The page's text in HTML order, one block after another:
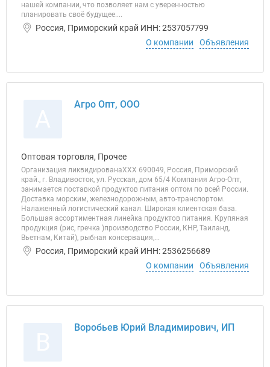
нашей компании, что позволяет нам с уверенностью
планировать своё будущее....
Россия, Приморский край ИНН: 2537057799
О компании
Объявления
Агро Опт, ООО
Оптовая торговля, Прочее
Организация ликвидированаХХХ 690049, Россия, Приморский
край., г. Владивосток, ул. Русская, дом 65/4 Компания Агро-Опт,
занимается поставкой продуктов питания оптом по всей России.
Доставка морским, железнодорожным, авто-транспортом.
Налаженный логистический канал. Широкая клиентская база.
Большая ассортиментная линейка продуктов питания. Крупяная
продукция (рис, гречка )производство России, КНР, Таиланд,
Вьетнам, Китай), рыбная консервация,...
Россия, Приморский край ИНН: 2536256689
О компании
Объявления
Воробьев Юрий Владимирович, ИП